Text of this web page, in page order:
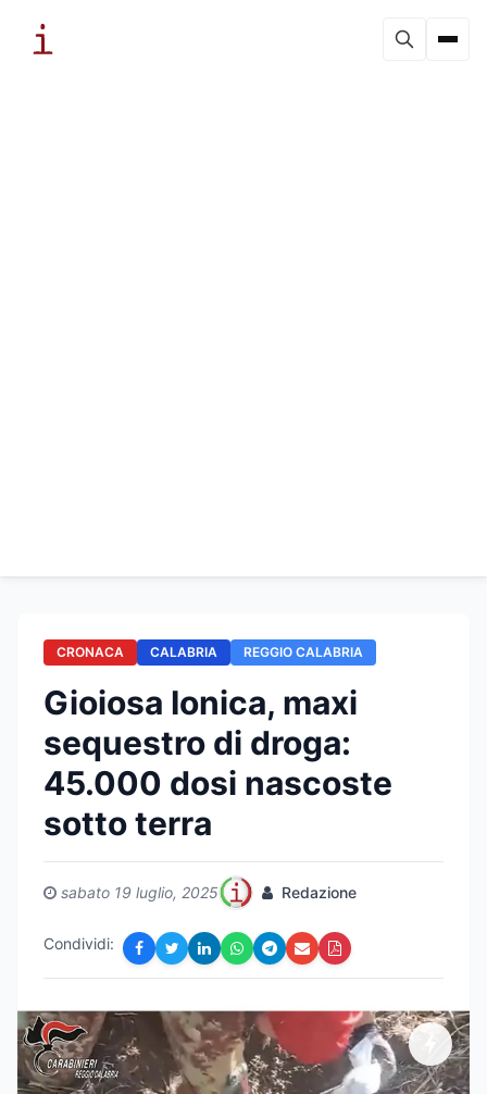
CRONACA CALABRIA REGGIO CALABRIA
Gioiosa Ionica, maxi
sequestro di droga:
45.000 dosi nascoste
sotto terra
sabato 19 luglio, 2025 Redazione
Condividi: